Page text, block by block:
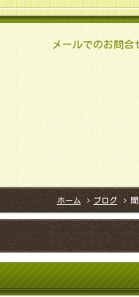
メールでのお問合
ホーム ブログ